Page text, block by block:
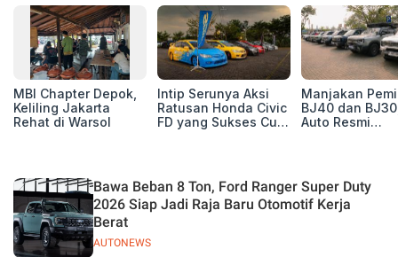
MBI Chapter Depok,
Keliling Jakarta
Rehat di Warsol
Intip Serunya Aksi
Ratusan Honda Civic
FD yang Sukses Curi
Manjakan
BJ40 dan
Auto Resmi
AUTONEWS
Bawa Beban 8 Ton, Ford Ranger Super Duty
2026 Siap Jadi Raja Baru Otomotif Kerja
Berat